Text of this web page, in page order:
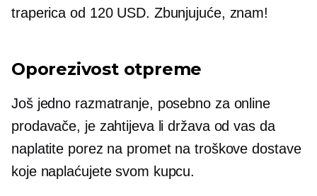
traperica od 120 USD. Zbunjujuće, znam!
Oporezivost otpreme
Još jedno razmatranje, posebno za online
prodavače, je zahtijeva li država od vas da
naplatite porez na promet na troškove dostave
koje naplaćujete svom kupcu.